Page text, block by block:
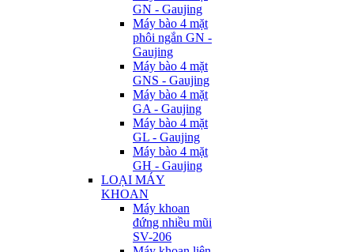
GN - Gaujing
Máy bào 4 mặt
phôi ngắn GN -
Gaujing
Máy bào 4 mặt
GNS - Gaujing
Máy bào 4 mặt
GA - Gaujing
Máy bào 4 mặt
GL - Gaujing
Máy bào 4 mặt
GH - Gaujing
LOẠI MÁY
KHOAN
Máy khoan
đứng nhiều mũi
SV-206